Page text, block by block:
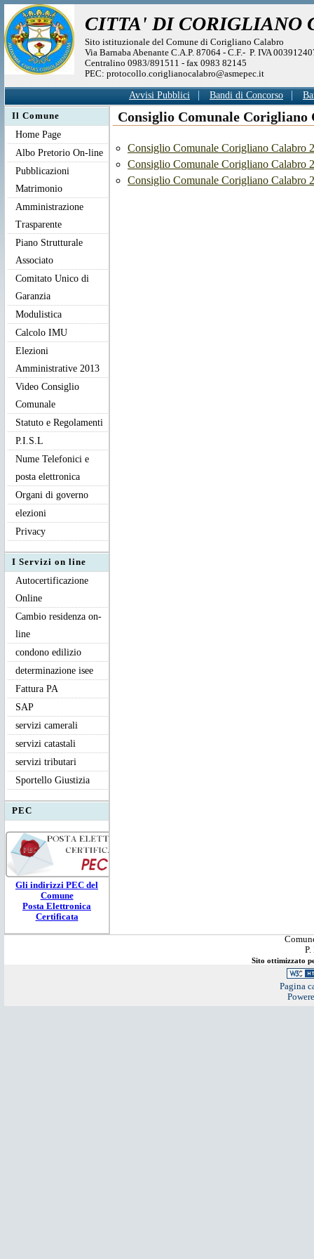
CITTA' DI CORIGLIANO
Sito istituzionale del Comune di Corigliano Calabro
Via Barnaba Abenante C.A.P. 87064 - C.F.- P. IVA
Centralino 0983/891511 - fax 0983 82145
PEC: protocollo.coriglianocalabro@asmepec.it
Avvisi Pubblici Bandi di Concorso
Consiglio Comunale Corigliano
Consiglio Comunale Corigliano Calabro
Consiglio Comunale Corigliano Calabro
Consiglio Comunale Corigliano Calabro
Il Comune
Home Page
Albo Pretorio On-line
Pubblicazioni
Matrimonio
Amministrazione
Trasparente
Piano Strutturale
Associato
Comitato Unico di
Garanzia
Modulistica
Calcolo IMU
Elezioni
Amministrative 2013
Video Consiglio
Comunale
Statuto e Regolamenti
P.I.S.L
Nume Telefonici e
posta elettronica
Organi di governo
elezioni
Privacy
I Servizi on line
Autocertificazione
Online
Cambio residenza on-
line
condono edilizio
determinazione isee
Fattura PA
SAP
servizi camerali
servizi catastali
servizi tributari
Sportello Giustizia
PEC
Gli indirizzi PEC del
Comune
Posta Elettronica
Certificata
Sito ottimizzato
Pagina